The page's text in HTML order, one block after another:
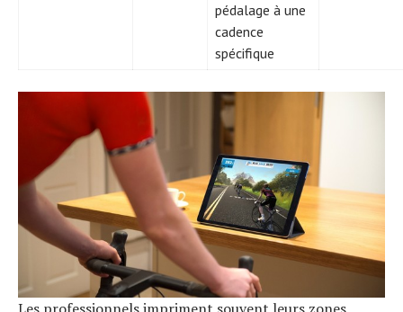
pédalage à une
cadence
spécifique